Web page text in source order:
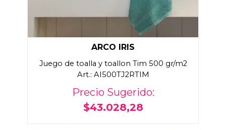
ARCO IRIS
Juego de toalla y toallon Tim 500 gr/m2
Art.: AI500TJ2RTIM
Precio Sugerido:
$43.028,28